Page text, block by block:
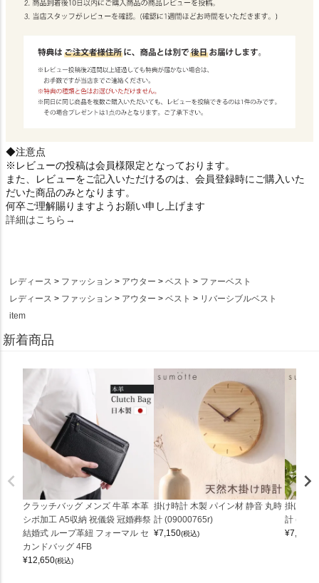
◆注意点
※レビューの投稿は会員様限定となっております。
また、レビューをご記入いただけるのは、会員登録時にご購入いた
だいた商品のみとなります。
何卒ご理解賜りますようお願い申し上げます
詳細はこちら→
レディース ファッション アウター ベスト
ファーベスト
レディース
ファッション アウター ベスト
リバーシブルベスト
item
新着商品
クラッチバッグ メンズ 牛革 本革
シボ加工 A5収納 祝儀袋 冠婚葬祭
結婚式 ループ革紐 フォーマル セ
カンドバッグ 4FB
¥12,650(税込)
掛け時計 木製 パイン材 静音 丸時
計 (09000765r)
¥7,150(税込)
掛け時
計
¥7,150